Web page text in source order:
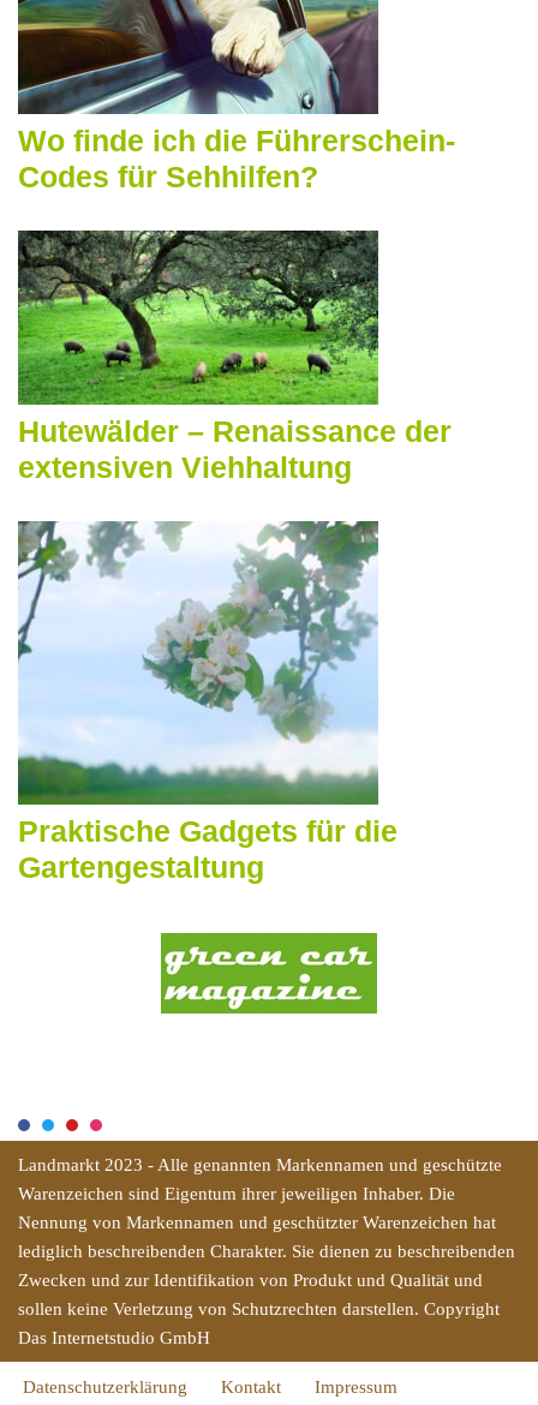
Wo finde ich die Führerschein-
Codes für Sehhilfen?
Hutewälder – Re­nais­sance der
extensiven Viehhaltung
Praktische Gadgets für die
Gartengestaltung
Landmarkt 2023 - Alle genannten Markennamen und geschützte
Warenzeichen sind Eigentum ihrer jeweiligen Inhaber. Die
Nennung von Markennamen und geschützter Warenzeichen hat
lediglich beschreibenden Charakter. Sie dienen zu beschreibenden
Zwecken und zur Identifikation von Produkt und Qualität und
sollen keine Verletzung von Schutzrechten darstellen. Copyright
Das Internetstudio GmbH
Datenschutzerklärung Kontakt Impressum